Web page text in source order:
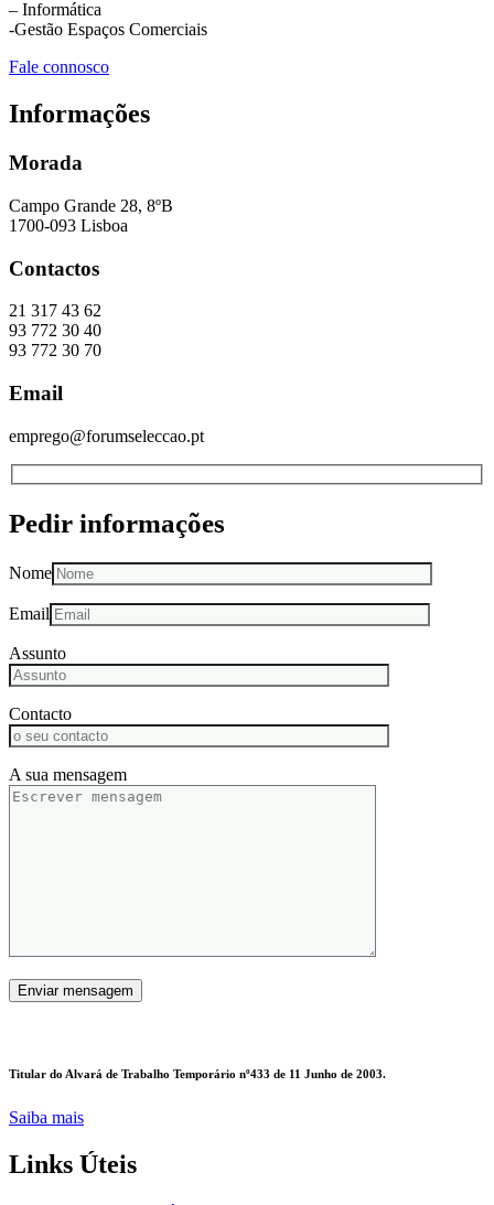
– Informática
-Gestão Espaços Comerciais
Fale connosco
Informações
Morada
Campo Grande 28, 8ºB
1700-093 Lisboa
Contactos
21 317 43 62
93 772 30 40
93 772 30 70
Email
emprego@forumseleccao.pt
Pedir informações
Nome
Email
Assunto
Contacto
A sua mensagem
Titular do Alvará de Trabalho Temporário nº433 de 11 Junho de 2003.
Saiba mais
Links Úteis